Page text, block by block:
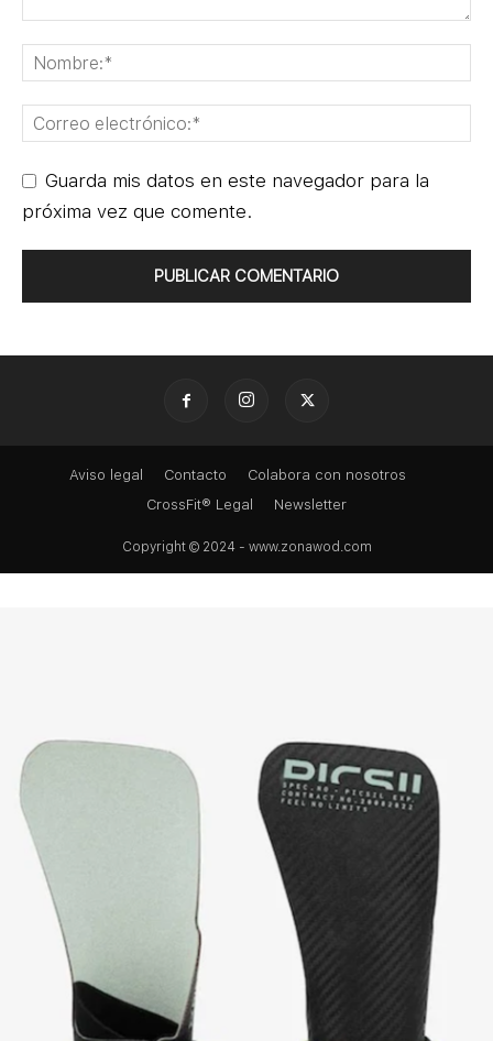
Guarda mis datos en este navegador para la
próxima vez que comente.
Aviso legal Contacto
Colabora con nosotros
CrossFit® Legal
Newsletter
Copyright © 2024 - www.zonawod.com